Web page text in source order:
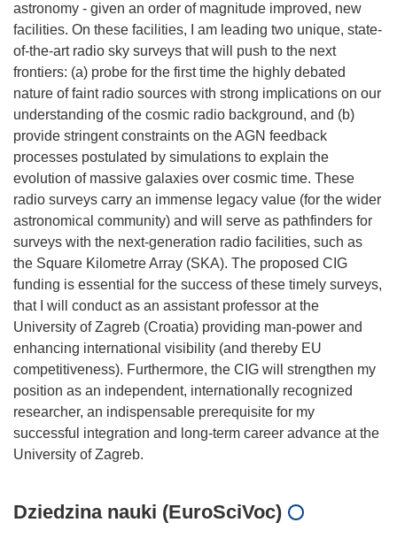
astronomy - given an order of magnitude improved, new
facilities. On these facilities, I am leading two unique, state-
of-the-art radio sky surveys that will push to the next
frontiers: (a) probe for the first time the highly debated
nature of faint radio sources with strong implications on our
understanding of the cosmic radio background, and (b)
provide stringent constraints on the AGN feedback
processes postulated by simulations to explain the
evolution of massive galaxies over cosmic time. These
radio surveys carry an immense legacy value (for the wider
astronomical community) and will serve as pathfinders for
surveys with the next-generation radio facilities, such as
the Square Kilometre Array (SKA). The proposed CIG
funding is essential for the success of these timely surveys,
that I will conduct as an assistant professor at the
University of Zagreb (Croatia) providing man-power and
enhancing international visibility (and thereby EU
competitiveness). Furthermore, the CIG will strengthen my
position as an independent, internationally recognized
researcher, an indispensable prerequisite for my
successful integration and long-term career advance at the
Dziedzina nauki (EuroSciVoc)